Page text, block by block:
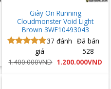
Giày On Running
Cloudmonster Void Light
Brown 3WF10493043
Được xếp
hạng 5.00
37 đánh
giá
Đã bán
528
1.400.000VND Giá
gốc
1.200.000VND